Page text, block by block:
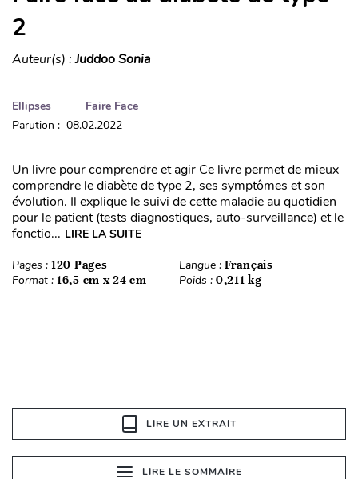
2
Auteur(s) :Juddoo Sonia
Ellipses
Faire Face
Parution : 08.02.2022
Un livre pour comprendre et agir Ce livre permet de mieux
comprendre le diabète de type 2, ses symptômes et son
évolution. Il explique le suivi de cette maladie au quotidien
pour le patient (tests diagnostiques, auto-surveillance) et le
fonctio... LIRE LA SUITE
Pages : 120 Pages Langue : Français
Format : 16,5 cm x 24 cm Poids : 0,211 kg
LIRE UN EXTRAIT
LIRE LE SOMMAIRE